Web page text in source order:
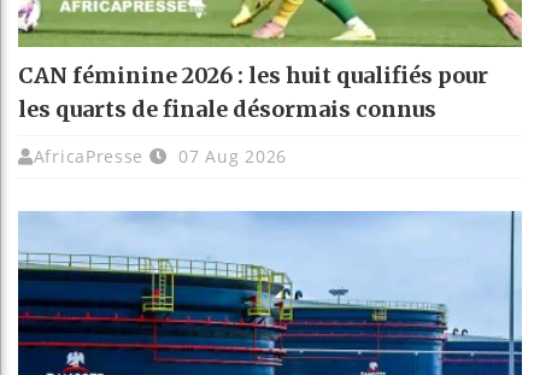
CAN féminine 2026 : les huit qualifiés pour
les quarts de finale désormais connus
AfricaPresse 07 Aug 2026